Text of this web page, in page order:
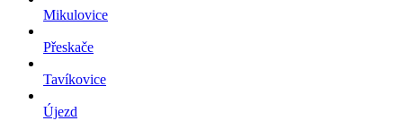
Mikulovice
Přeskače
Tavíkovice
Újezd